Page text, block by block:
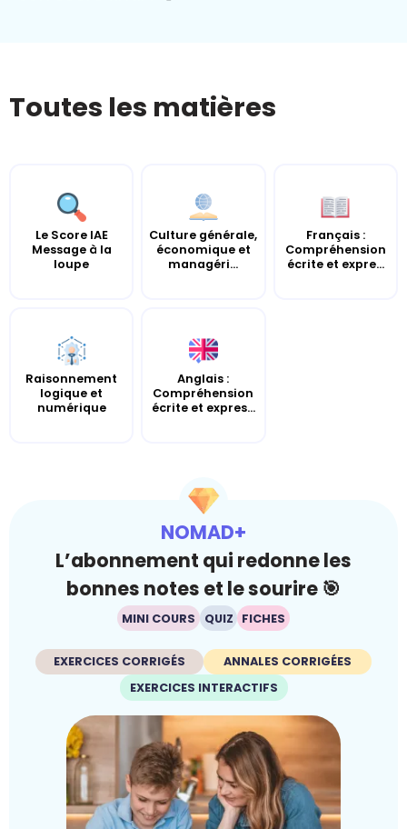
Toutes les matières
Le Score IAE
Message à la
loupe
Culture générale,
économique et
managéri...
Français :
Compréhension
écrite et expre...
Raisonnement
logique et
numérique
Anglais :
Compréhension
écrite et expres...
NOMAD+
L’abonnement qui redonne les
bonnes notes et le sourire 🎯
MINI COURS QUIZ FICHES
EXERCICES CORRIGÉS
ANNALES CORRIGÉES
EXERCICES INTERACTIFS